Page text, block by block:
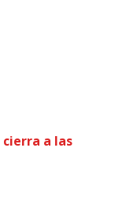
cierra a las